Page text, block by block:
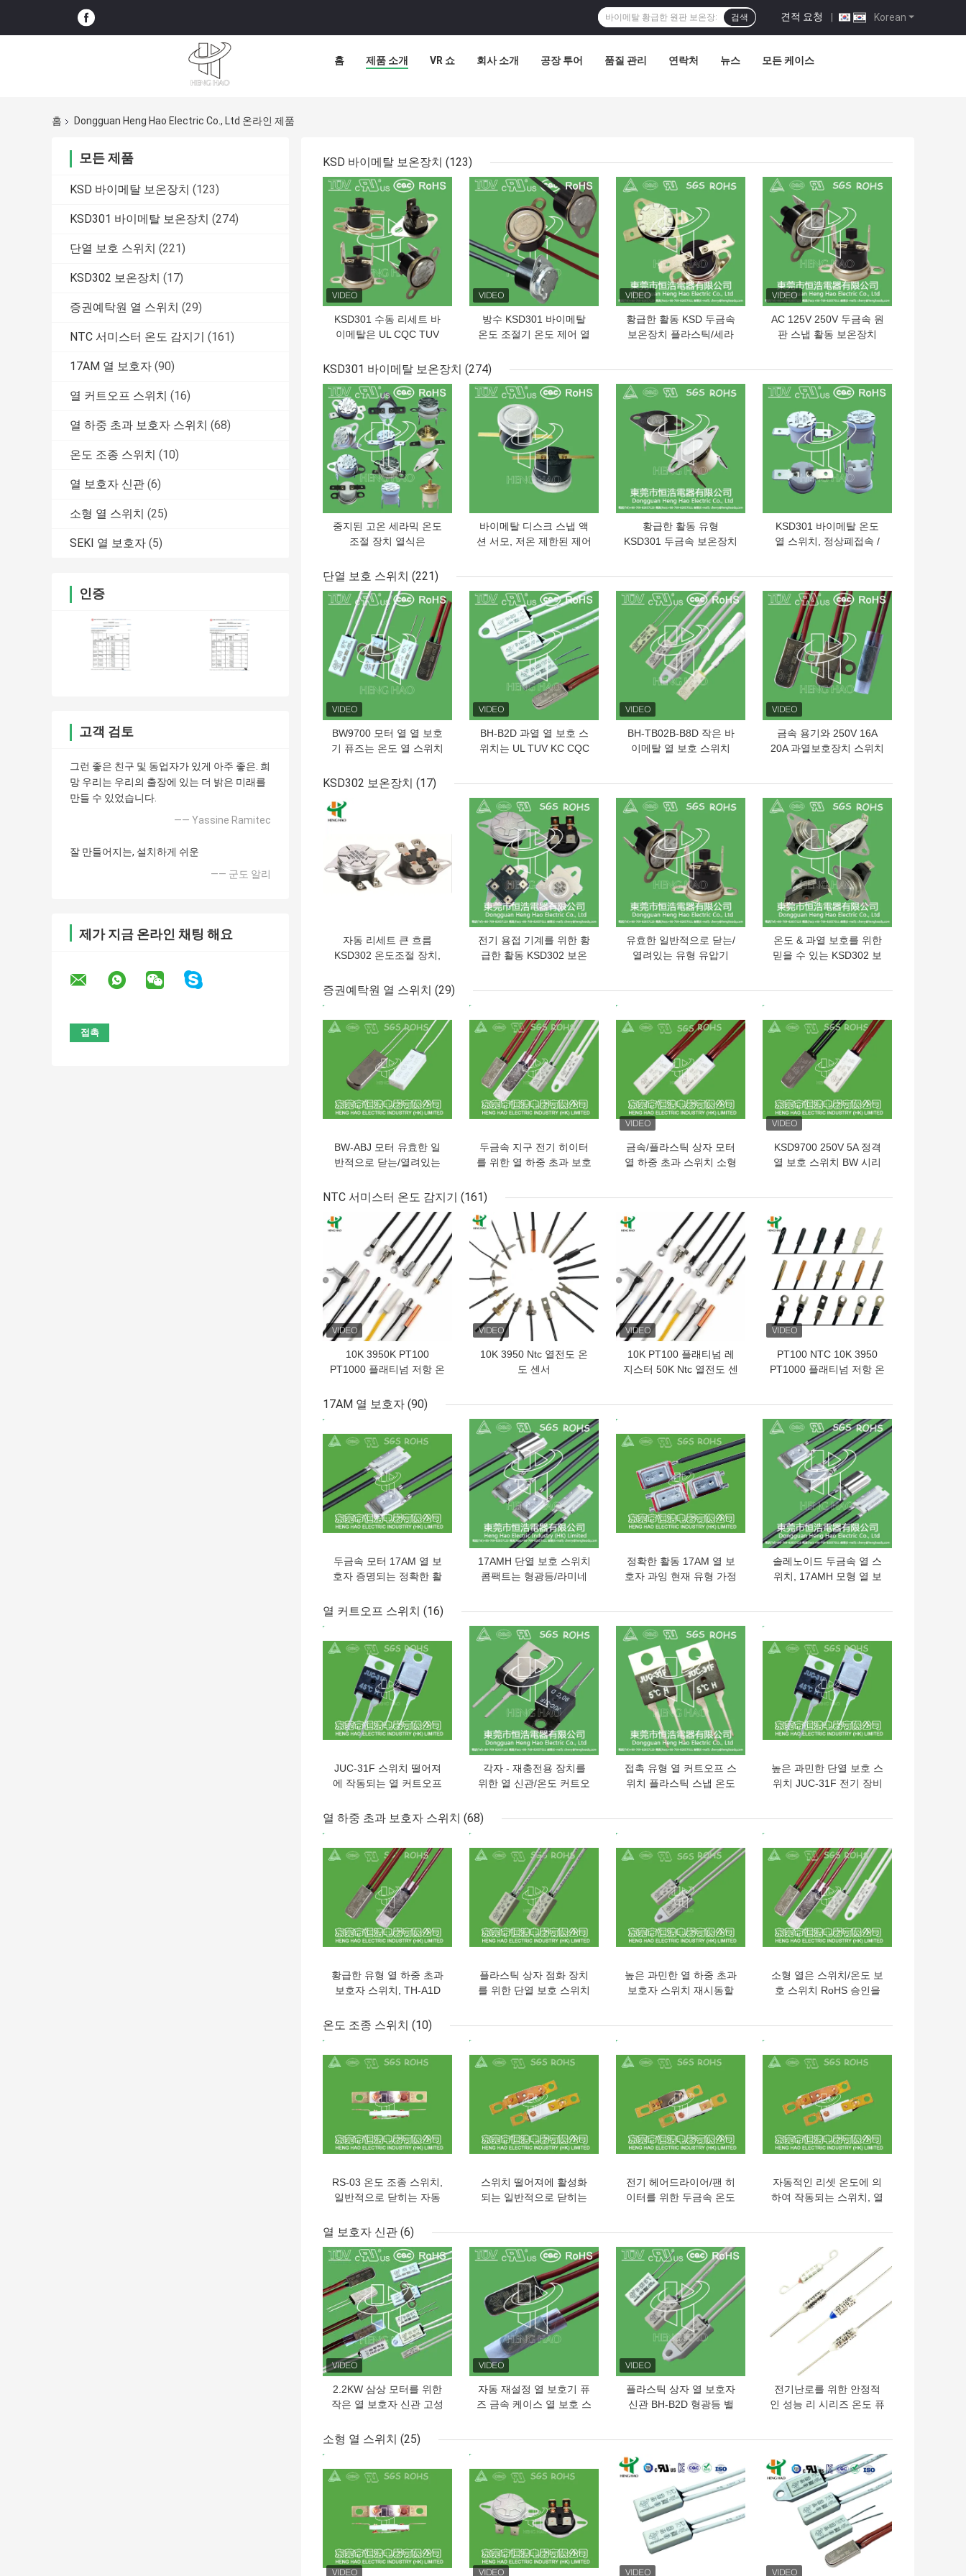
Korean
견적 요청 |
검색
홈 제품 소개 VR 쇼 회사 소개 공장 투어 품질 관리 연락처 뉴스 모든 케이스
홈 Dongguan Heng Hao Electric Co., Ltd 온라인 제품
모든 제품
KSD 바이메탈 보온장치 (123)
KSD301 바이메탈 보온장치 (274)
단열 보호 스위치 (221)
KSD302 보온장치 (17)
증권예탁원 열 스위치 (29)
NTC 서미스터 온도 감지기 (161)
17AM 열 보호자 (90)
열 커트오프 스위치 (16)
열 하중 초과 보호자 스위치 (68)
온도 조종 스위치 (10)
열 보호자 신관 (6)
소형 열 스위치 (25)
SEKI 열 보호자 (5)
인증
고객 검토
그런 좋은 친구 및 동업자가 있게 아주 좋은. 희
망 우리는 우리의 출장에 있는 더 밝은 미래를
만들 수 있었습니다.
—— Yassine Ramitec
잘 만들어지는, 설치하게 쉬운
—— 군도 알리
제가 지금 온라인 채팅 해요
KSD 바이메탈 보온장치 (123)
KSD301 수동 리세트 바
이메탈은 UL CQC TUV
250V 10A 16A를 자동온
최고의 가격
방수 KSD301 바이메탈
온도 조절기 온도 제어 열
16A CQC TUV UL ROHS
최고의 가격
황급한 활동 KSD 두금속
보온장치 플라스틱/세라
최고의 가격
AC 125V 250V 두금속 원
판 스냅 활동 보온장치
최고의 가격
KSD301 바이메탈 보온장치 (274)
중지된 고온 세라믹 온도
조절 장치 열식은
TUV CQC ROHS KC를
최고의 가격
바이메탈 디스크 스냅 액
션 서모, 저온 제한된 제어
최고의 가격
황급한 활동 유형
KSD301 두금속 보온장치
최고의 가격
KSD301 바이메탈 온도
열 스위치, 정상폐접속 /
최고의 가격
단열 보호 스위치 (221)
BW9700 모터 열 열 보호
기 퓨즈는 온도 열 스위치
250V 5-16A 30-150C를
최고의 가격
BH-B2D 과열 열 보호 스
위치는 UL TUV KC CQC
최고의 가격
BH-TB02B-B8D 작은 바
이메탈 열 보호 스위치
최고의 가격
금속 용기와 250V 16A
20A 과열보호장치 스위치
최고의 가격
KSD302 보온장치 (17)
자동 리세트 큰 흐름
KSD302 온도조절 장치,
위치
최고의 가격
전기 용접 기계를 위한 황
급한 활동 KSD302 보온
최고의 가격
유효한 일반적으로 닫는/
열려있는 유형 유압기
최고의 가격
온도 & 과열 보호를 위한
믿을 수 있는 KSD302 보
최고의 가격
증권예탁원 열 스위치 (29)
BW-ABJ 모터 유효한 일
반적으로 닫는/열려있는
두금속 지구 전기 히이터
를 위한 열 하중 초과 보호
금속/플라스틱 상자 모터
열 하중 초과 스위치 소형
KSD9700 250V 5A 정격
열 보호 스위치 BW 시리
NTC 서미스터 온도 감지기 (161)
10K 3950K PT100
PT1000 플래티넘 저항 온
최고의 가격
10K 3950 Ntc 열전도 온
도 센서
최고의 가격
10K PT100 플래티넘 레
지스터 50K Ntc 열전도 센
최고의 가격
PT100 NTC 10K 3950
PT1000 플래티넘 저항 온
최고의 가격
17AM 열 보호자 (90)
두금속 모터 17AM 열 보
호자 증명되는 정확한 활
17AMH 단열 보호 스위치
콤팩트는 형광등/라미네
최고의 가격
정확한 활동 17AM 열 보
호자 과잉 현재 유형 가정
솔레노이드 두금속 열 스
위치, 17AMH 모형 열 보
최고의 가격
열 커트오프 스위치 (16)
JUC-31F 스위치 떨어져
에 작동되는 열 커트오프
각자 - 재충전용 장치를
위한 열 신관/온도 커트오
최고의 가격
접촉 유형 열 커트오프 스
위치 플라스틱 스냅 온도
최고의 가격
높은 과민한 단열 보호 스
위치 JUC-31F 전기 장비
열 하중 초과 보호자 스위치 (68)
황급한 유형 열 하중 초과
보호자 스위치, TH-A1D
플라스틱 상자 점화 장치
를 위한 단열 보호 스위치
높은 과민한 열 하중 초과
보호자 스위치 재시동할
소형 열은 스위치/온도 보
호 스위치 RoHS 승인을
온도 조종 스위치 (10)
RS-03 온도 조종 스위치,
일반적으로 닫히는 자동
스위치 떨어져에 활성화
되는 일반적으로 닫히는
전기 헤어드라이어/팬 히
이터를 위한 두금속 온도
자동적인 리셋 온도에 의
하여 작동되는 스위치, 열
열 보호자 신관 (6)
2.2KW 삼상 모터를 위한
작은 열 보호자 신관 고성
최고의 가격
자동 재설정 열 보호기 퓨
즈 금속 케이스 열 보호 스
최고의 가격
플라스틱 상자 열 보호자
신관 BH-B2D 형광등 밸
최고의 가격
전기난로를 위한 안정적
인 성능 리 시리즈 온도 퓨
소형 열 스위치 (25)
최고의 가격 최고의 가격